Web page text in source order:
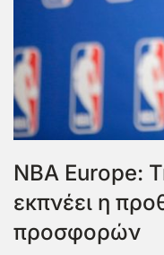
NBA Europe:
εκπνέει η
προσφορών